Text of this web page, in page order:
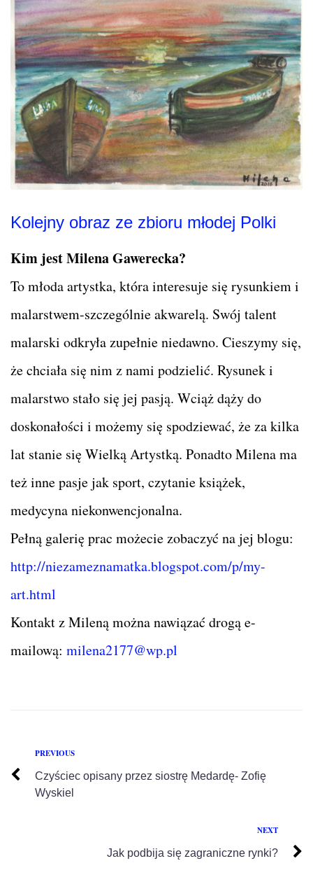
Kolejny obraz ze zbioru młodej Polki
Kim jest Milena Gawerecka?
To młoda artystka, która interesuje się rysunkiem i
malarstwem-szczególnie akwarelą. Swój talent
malarski odkryła zupełnie niedawno. Cieszymy się,
że chciała się nim z nami podzielić. Rysunek i
malarstwo stało się jej pasją. Wciąż dąży do
doskonałości i możemy się spodziewać, że za kilka
lat stanie się Wielką Artystką. Ponadto Milena ma
też inne pasje jak sport, czytanie książek,
medycyna niekonwencjonalna.
Pełną galerię prac możecie zobaczyć na jej blogu:
http://niezameznamatka.blogspot.com/p/my-
art.html
Kontakt z Mileną można nawiązać drogą e-
mailową: milena2177@wp.pl
PREVIOUS
Czyściec opisany przez siostrę Medardę- Zofię
Wyskiel
NEXT
Jak podbija się zagraniczne rynki?